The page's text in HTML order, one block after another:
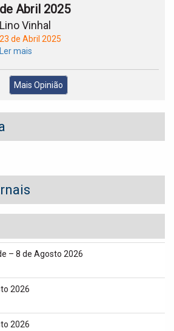
de Abril 2025
Lino Vinhal
23 de Abril 2025
Ler mais
Mais Opinião
– 8 de Agosto 2026
2026
2026